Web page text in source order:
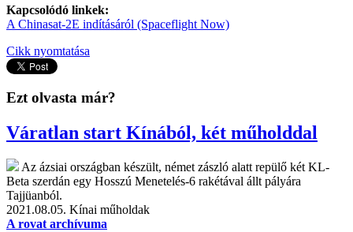
Kapcsolódó linkek:
A Chinasat-2E indításáról (Spaceflight Now)
Cikk nyomtatása
Ezt olvasta már?
Váratlan start Kínából, két műholddal
Az ázsiai országban készült, német zászló alatt repülő két KL-
Beta szerdán egy Hosszú Menetelés-6 rakétával állt pályára
Tajjüanból.
2021.08.05. Kínai műholdak
A rovat archívuma